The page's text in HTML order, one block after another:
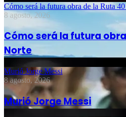
Cómo será la futura obra de la Ruta
8 agosto, 2026
Cómo será la futura
Norte
Murió Jorge Messi
8 agosto, 2026
Murió Jorge Messi